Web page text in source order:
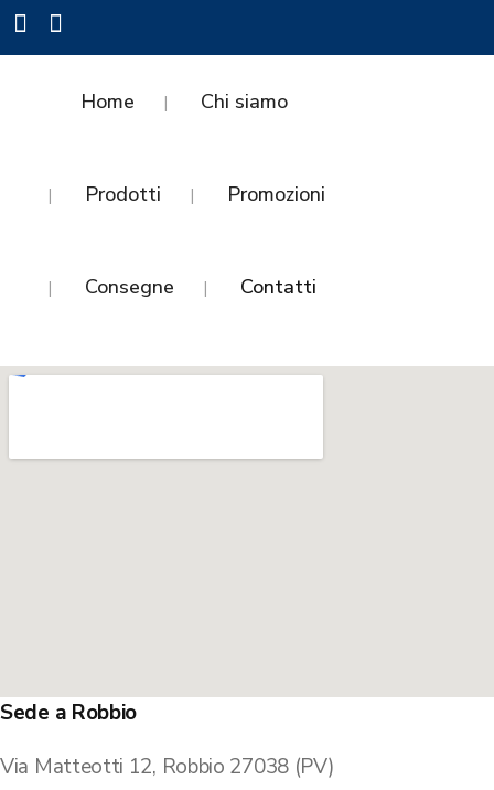
Home Chi siamo
Prodotti Promozioni
Consegne Contatti
Sede a Robbio
Via Matteotti 12, Robbio 27038 (PV)